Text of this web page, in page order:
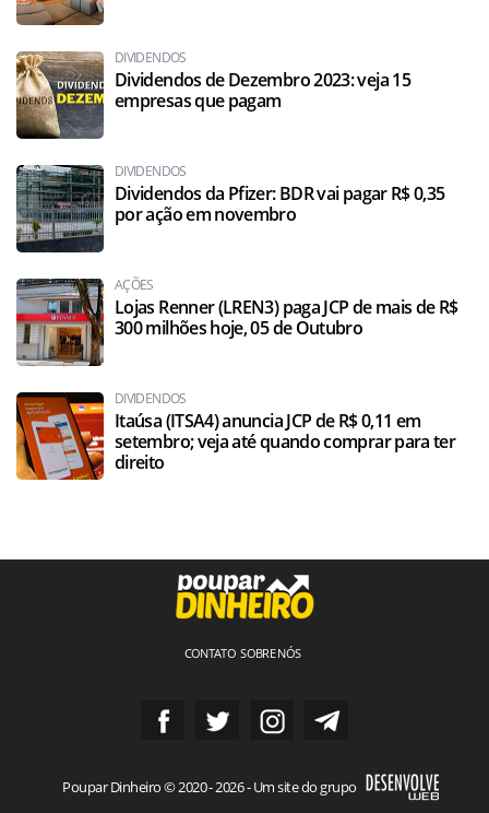
DIVIDENDOS
Dividendos de Dezembro 2023: veja 15
empresas que pagam
DIVIDENDOS
Dividendos da Pfizer: BDR vai pagar R$ 0,35
por ação em novembro
AÇÕES
Lojas Renner (LREN3) paga JCP de mais de R$
300 milhões hoje, 05 de Outubro
DIVIDENDOS
Itaúsa (ITSA4) anuncia JCP de R$ 0,11 em
setembro; veja até quando comprar para ter
direito
CONTATO SOBRE NÓS
Poupar Dinheiro © 2020 - 2026 - Um site do grupo